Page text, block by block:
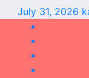
July 31, 2026